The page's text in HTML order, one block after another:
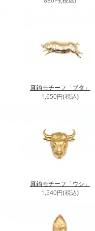
真鍮モチーフ「ブタ」
1,650円(税込)
真鍮モチーフ「ウシ」
1,540円(税込)